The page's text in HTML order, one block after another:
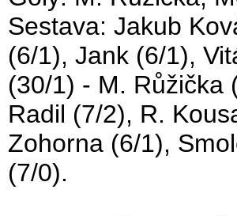
Sestava: Jakub
(6/1), Jank (6/1),
(30/1) - M. Růžička
Radil (7/2), R.
Zohorna (6/1),
(7/0).